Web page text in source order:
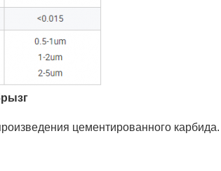
цементированного карбида.